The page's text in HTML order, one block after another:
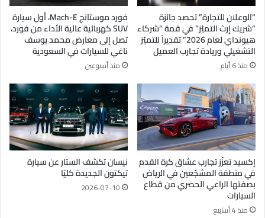
“الوعلان للتجارة” تحصد جائزة
“شريك إرث التميّز” في قمة “شركاء
هيونداي لعام 2026” تقديراً للتميّز
التشغيلي وريادة تجارب العميل
منذ 6 أيام
فورد موستانج Mach-E، أول سيارة
SUV كهربائية عالية الأداء من فورد،
تصل إلى معارض محمد يوسف
ناغي للسيارات في السعودية
منذ أسبوعين
إكسيد تعزّز تجارب عشاق كرة القدم
في منطقة المشجّعين في الرياض
بصفتها الراعي الحصري من قطاع
السيارات
منذ 4 أسابيع
نيسان تكشف الستار عن سيارة
تيكتون الجديدة كليًا
2026-07-10